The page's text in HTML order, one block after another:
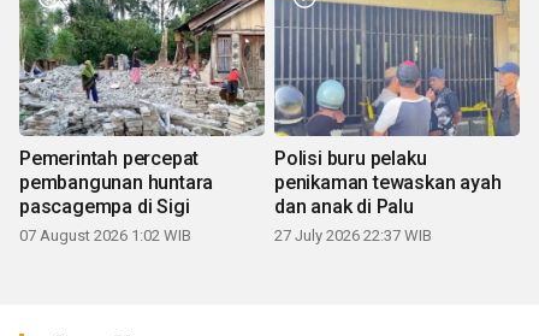
Pemerintah percepat
pembangunan huntara
pascagempa di Sigi
07 August 2026 1:02 WIB
Polisi buru pelaku
penikaman tewaskan ayah
dan anak di Palu
27 July 2026 22:37 WIB